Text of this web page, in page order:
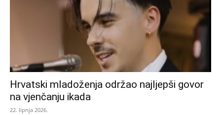
Hrvatski mladoženja održao najljepši govor
na vjenčanju ikada
22. lipnja 2026.